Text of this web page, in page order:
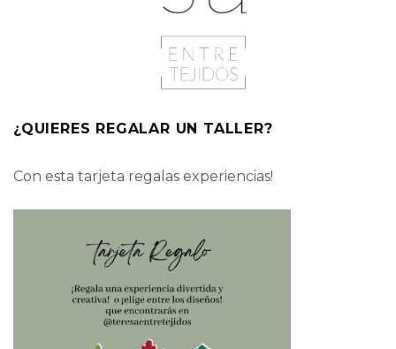
¿QUIERES REGALAR UN TALLER?
Con esta tarjeta regalas experiencias!